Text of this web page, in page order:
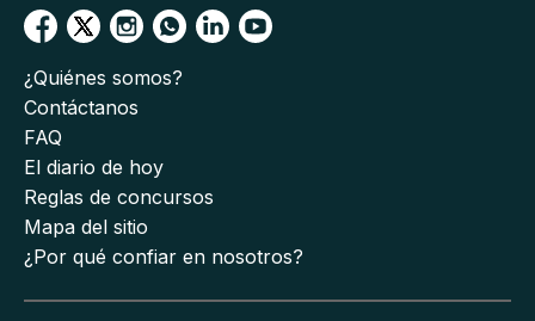
¿Quiénes somos?
Contáctanos
FAQ
El diario de hoy
Reglas de concursos
Mapa del sitio
¿Por qué confiar en nosotros?